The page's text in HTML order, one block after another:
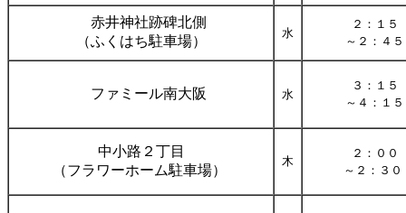
赤井神社跡碑北側
（ふくはち駐車場）
水
２：１５
～２：４５
ファミール南大阪 水
３：１５
～４：１５
中小路２丁目
（フラワーホーム駐車場）
木
２：００
～２：３０